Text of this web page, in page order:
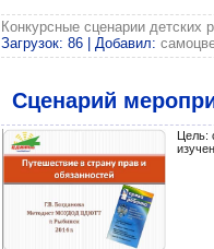
Конкурсные сценарии детских
Загрузок: 86 | Добавил:
Сценарий